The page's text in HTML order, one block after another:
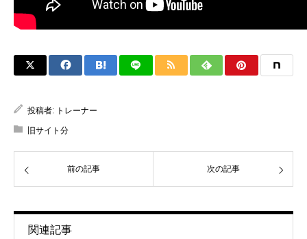
投稿者: トレーナー
旧サイト分
前の記事 次の記事
関連記事